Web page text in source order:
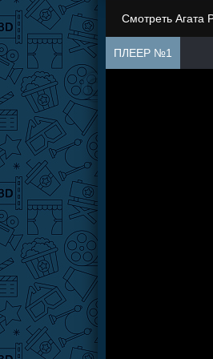
Смотреть Агата
ПЛЕЕР №1